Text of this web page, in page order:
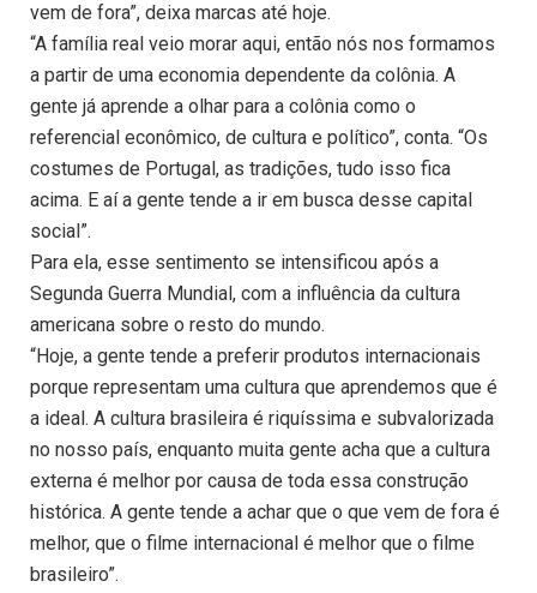
vem de fora”, deixa marcas até hoje.
“A família real veio morar aqui, então nós nos formamos
a partir de uma economia dependente da colônia. A
gente já aprende a olhar para a colônia como o
referencial econômico, de cultura e político”, conta. “Os
costumes de Portugal, as tradições, tudo isso fica
acima. E aí a gente tende a ir em busca desse capital
social”.
Para ela, esse sentimento se intensificou após a
Segunda Guerra Mundial, com a influência da cultura
americana sobre o resto do mundo.
“Hoje, a gente tende a preferir produtos internacionais
porque representam uma cultura que aprendemos que é
a ideal. A cultura brasileira é riquíssima e subvalorizada
no nosso país, enquanto muita gente acha que a cultura
externa é melhor por causa de toda essa construção
histórica. A gente tende a achar que o que vem de fora é
melhor, que o filme internacional é melhor que o filme
brasileiro”.